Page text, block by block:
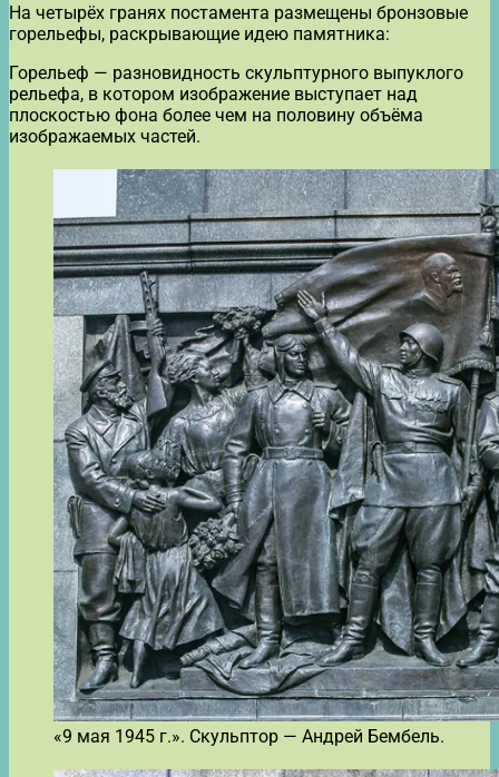
На четырёх гранях постамента размещены бронзовые
горельефы, раскрывающие идею памятника:
Горельеф — разновидность скульптурного выпуклого
рельефа, в котором изображение выступает над
плоскостью фона более чем на половину объёма
изображаемых частей.
«9 мая 1945 г.». Скульптор — Андрей Бембель.